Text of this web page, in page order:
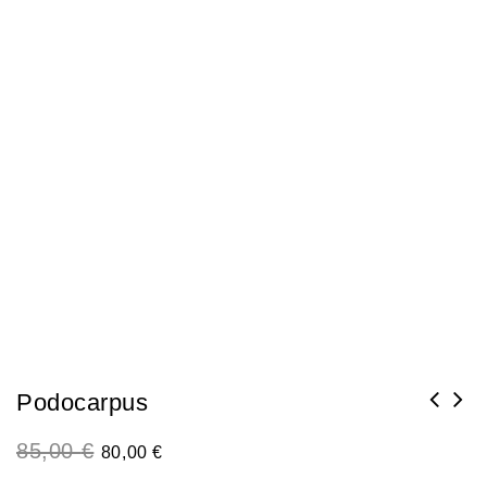
Podocarpus
85,00€ 80,00€